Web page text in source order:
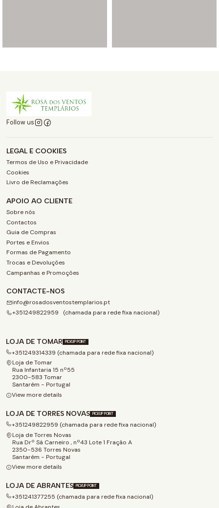
Follow us
LEGAL E COOKIES
Termos de Uso e Privacidade
Cookies
Livro de Reclamações
APOIO AO CLIENTE
Sobre nós
Contactos
Guia de Compras
Portes e Envios
Formas de Pagamento
Trocas e Devoluções
Campanhas e Promoções
CONTACTE-NOS
info@rosadosventostemplarios.pt
+351249822959 (chamada para rede fixa nacional)
LOJA DE TOMAR PICKUP POINT
+351249314339 (chamada para rede fixa nacional)
Loja de Tomar
Rua Infantaria 15 nº55
2300-583 Tomar
Santarém - Portugal
View more details
LOJA DE TORRES NOVAS PICKUP POINT
+351249822959 (chamada para rede fixa nacional)
Loja de Torres Novas
Rua Drº Sá Carneiro , nº43 Lote 1 Fração A
2350-536 Torres Novas
Santarém - Portugal
View more details
LOJA DE ABRANTES PICKUP POINT
+351241377255 (chamada para rede fixa nacional)